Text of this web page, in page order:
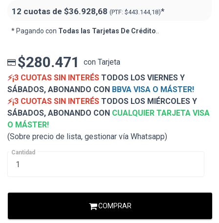
12 cuotas de $36.928,68 (PTF: $443.144,18)*
* Pagando con Todas las Tarjetas De Crédito
$280.471
con Tarjeta
⚡¡3 CUOTAS SIN INTERÉS TODOS LOS VIERNES Y
SÁBADOS, ABONANDO CON BBVA VISA O MÁSTER!
⚡¡3 CUOTAS SIN INTERÉS TODOS LOS MIÉRCOLES Y
SÁBADOS, ABONANDO CON CUALQUIER TARJETA VISA
O MÁSTER!
(Sobre precio de lista, gestionar vía Whatsapp)
Cantidad
COMPRAR